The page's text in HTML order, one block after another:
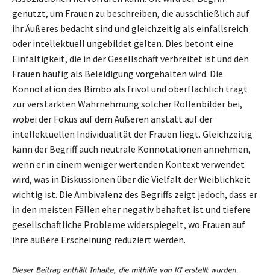
genutzt, um Frauen zu beschreiben, die ausschließlich auf
ihr Äußeres bedacht sind und gleichzeitig als einfallsreich
oder intellektuell ungebildet gelten. Dies betont eine
Einfältigkeit, die in der Gesellschaft verbreitet ist und den
Frauen häufig als Beleidigung vorgehalten wird. Die
Konnotation des Bimbo als frivol und oberflächlich trägt
zur verstärkten Wahrnehmung solcher Rollenbilder bei,
wobei der Fokus auf dem Äußeren anstatt auf der
intellektuellen Individualität der Frauen liegt. Gleichzeitig
kann der Begriff auch neutrale Konnotationen annehmen,
wenn er in einem weniger wertenden Kontext verwendet
wird, was in Diskussionen über die Vielfalt der Weiblichkeit
wichtig ist. Die Ambivalenz des Begriffs zeigt jedoch, dass er
in den meisten Fällen eher negativ behaftet ist und tiefere
gesellschaftliche Probleme widerspiegelt, wo Frauen auf
ihre äußere Erscheinung reduziert werden.